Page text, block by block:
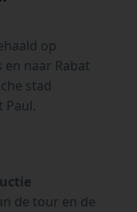
op
en naar Rabat
stad
Paul.
de tour en de